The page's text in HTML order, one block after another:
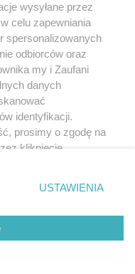
rusza w
i
z
wysyłane przez
celu zapewniania
spersonalizowanych
odbiorców oraz
my i Zaufani
danych
identyfikacji.
prosimy o zgodę na
kliknięcie
prywatności
strony
zgody
się takiemu
zastosowanie tylko
USTAWIENIA